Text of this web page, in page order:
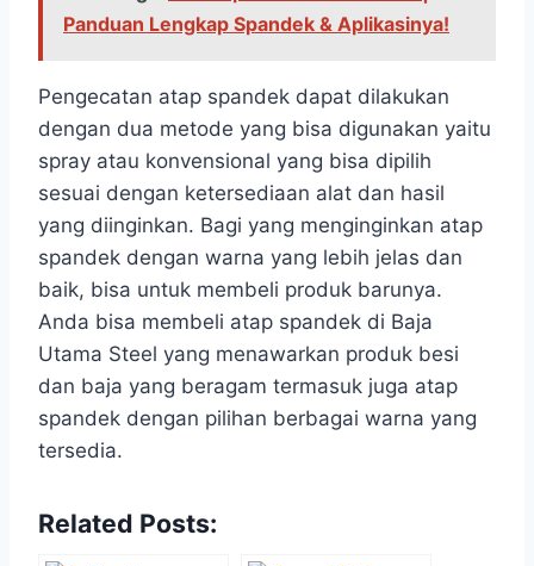
Panduan Lengkap Spandek & Aplikasinya!
Pengecatan atap spandek dapat dilakukan
dengan dua metode yang bisa digunakan yaitu
spray atau konvensional yang bisa dipilih
sesuai dengan ketersediaan alat dan hasil
yang diinginkan. Bagi yang menginginkan atap
spandek dengan warna yang lebih jelas dan
baik, bisa untuk membeli produk barunya.
Anda bisa membeli atap spandek di Baja
Utama Steel yang menawarkan produk besi
dan baja yang beragam termasuk juga atap
spandek dengan pilihan berbagai warna yang
tersedia.
Related Posts: